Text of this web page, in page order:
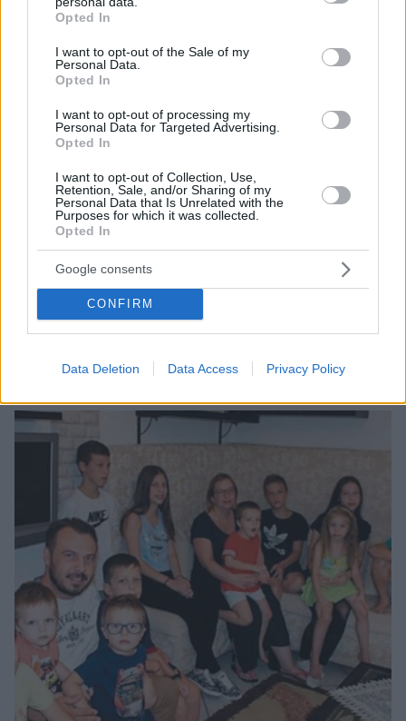
grant or deny consent to Google and its third-party tags to
use your data for below specified purposes in below Google
consent section.
Opted In
I want to opt-out of the Sale of my
Personal Data.
Opted In
I want to opt-out of processing my
Personal Data for Targeted Advertising.
Opted In
I want to opt-out of Collection, Use,
Retention, Sale, and/or Sharing of my
Personal Data that Is Unrelated with the
Purposes for which it was collected.
Opted In
Google consents
CONFIRM
Data Deletion Data Access Privacy Policy
Καρκίνος παχέος εντέρου: Το απλό τεστ που συνδέθηκε
Ισπανίας
την όπισθεν
πριν 28 λεπτά
από ιστορικά στέκια μέχρι νέα εστιατόρια
πριν 28 λεπτά
Μαϊμού επιτέθηκε και τραυμάτισε 18 ανθρώπους στην
Ινδονησία, ανάμεσά τους ανήλικοι
πριν 29 λεπτά
ΔΕΙΤΕ ΟΛΕΣ ΤΙΣ ΕΙΔΗΣΕΙΣ
ΤΑ ΠΙΟ ΔΗΜΟΦΙΛΗ